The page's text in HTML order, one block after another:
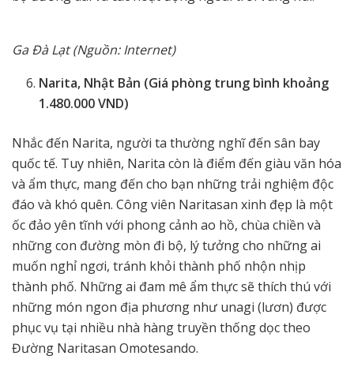
Ga Đà Lạt (Nguồn: Internet)
Narita, Nhật Bản (Giá phòng trung bình khoảng
1.480.000 VND)
Nhắc đến Narita, người ta thường nghĩ đến sân bay
quốc tế. Tuy nhiên, Narita còn là điểm đến giàu văn hóa
và ẩm thực, mang đến cho bạn những trải nghiệm độc
đáo và khó quên. Công viên Naritasan xinh đẹp là một
ốc đảo yên tĩnh với phong cảnh ao hồ, chùa chiền và
những con đường mòn đi bộ, lý tưởng cho những ai
muốn nghỉ ngơi, tránh khỏi thành phố nhộn nhịp
thành phố. Những ai đam mê ẩm thực sẽ thích thú với
những món ngon địa phương như unagi (lươn) được
phục vụ tại nhiều nhà hàng truyền thống dọc theo
Đường Naritasan Omotesando.